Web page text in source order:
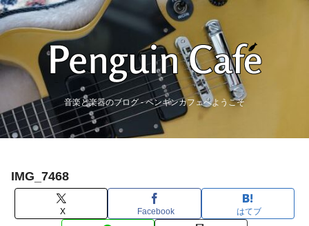
音楽と楽器のブログ - ペンギンカフェへようこそ
IMG_7468
X Facebook はてブ